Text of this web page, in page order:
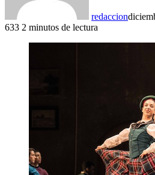
redaccion
633 2 minutos de lectura